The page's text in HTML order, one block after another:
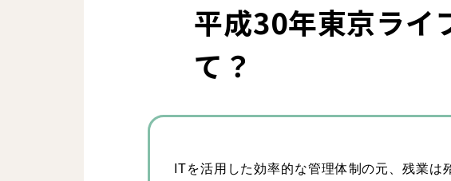
学び・成長
平成30年東京ライ
て？
ITを活用した効率的な管理体制の元、残業